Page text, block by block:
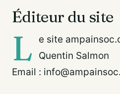
Éditeur du site
L
e site
Quentin Salmon
Email :